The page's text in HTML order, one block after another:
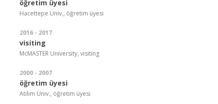
öğretim üyesi
Hacettepe Üniv., öğretim üyesi
2016 - 2017
visiting
McMASTER University, visiting
2000 - 2007
öğretim üyesi
Atılım Üniv., öğretim üyesi